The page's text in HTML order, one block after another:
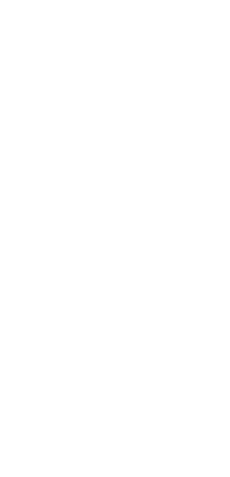
Ballaststoffe
Je nach
bei der Aufzucht
Wie du
an, in dem wir viele